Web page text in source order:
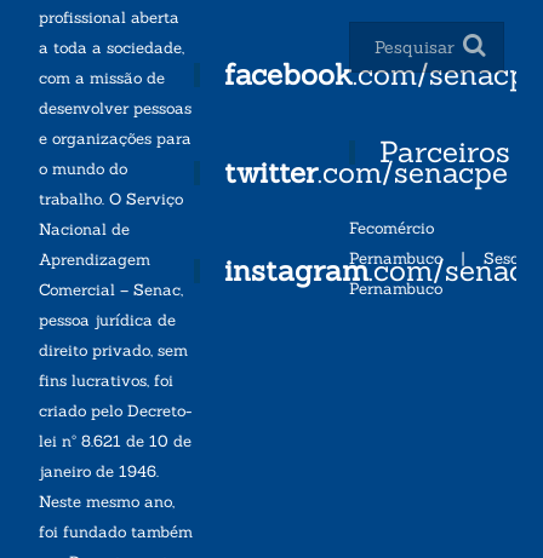
profissional aberta
a toda a sociedade,
com a missão de
desenvolver pessoas
e organizações para
o mundo do
trabalho. O Serviço
Nacional de
Aprendizagem
Comercial – Senac,
pessoa jurídica de
direito privado, sem
fins lucrativos, foi
criado pelo Decreto-
lei nº 8.621 de 10 de
janeiro de 1946.
Neste mesmo ano,
foi fundado também
facebook.com/senacpe
twitter.com/senacpe
instagram.com/
Parceiros
Fecomércio
Pernambuco| Sesc
Pernambuco